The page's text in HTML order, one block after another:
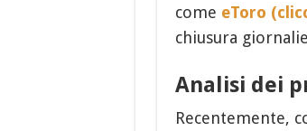
come eToro
chiusura
Analisi dei
Recentemente,